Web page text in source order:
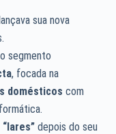
sua nova
segmento
, focada na
domésticos com
depois do seu